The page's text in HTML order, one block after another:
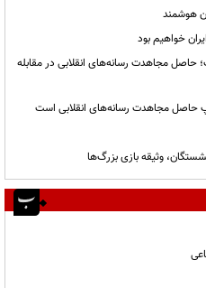
هوشمند
خواهیم بود
مجاهدت رسانه‌های انقلابی در مقابله
حاصل مجاهدت رسانه‌های انقلابی است
وثیقه بازی بزرگ‌ها